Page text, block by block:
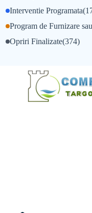
Interventie Programata
Opriri Finalizate(374)
Program de Furnizare